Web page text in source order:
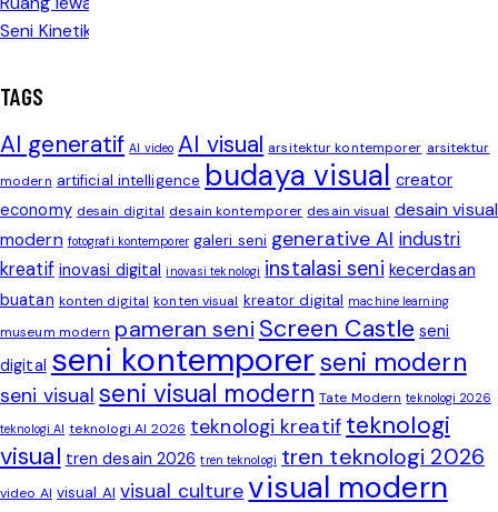
TAGS
AI generatif AI video AI visual arsitektur kontemporer arsitektur
modern artificial intelligence budaya visual creator
economy desain digital desain kontemporer desain visual desain visual
modern fotografi kontemporer galeri seni generative AI industri
kreatif inovasi digital inovasi teknologi instalasi seni kecerdasan
buatan konten digital konten visual kreator digital machine learning
museum modern pameran seni Screen Castle seni
digital seni kontemporer seni modern
seni visual seni visual modern Tate Modern teknologi 2026
teknologi AI teknologi AI 2026 teknologi kreatif teknologi
visual tren desain 2026 tren teknologi tren teknologi 2026
video AI visual AI visual culture visual modern